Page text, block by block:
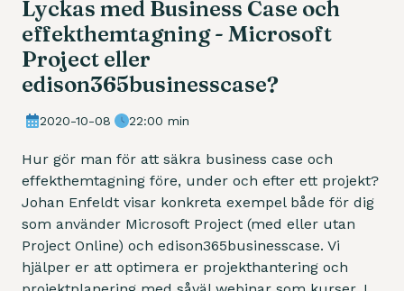
Lyckas med Business Case och
effekthemtagning - Microsoft
Project eller
edison365businesscase?
2020-10-08 22:00 min
Hur gör man för att säkra business case och
effekthemtagning före, under och efter ett projekt?
Johan Enfeldt visar konkreta exempel både för dig
som använder Microsoft Project (med eller utan
Project Online) och edison365businesscase. Vi
hjälper er att optimera er projekthantering och